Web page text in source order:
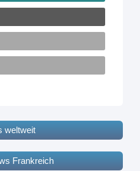
weltweit
Frankreich